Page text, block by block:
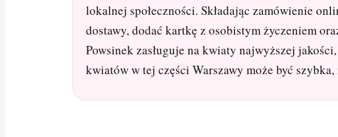
lokalnej społeczności. Składając zamówienie
dostawy, dodać kartkę z osobistym życzeniem
Powsinek zasługuje na kwiaty najwyższej
kwiatów w tej części Warszawy może być szybka,